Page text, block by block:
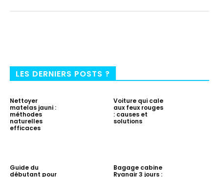
LES DERNIERS POSTS ?
Nettoyer
matelas jauni :
méthodes
naturelles
efficaces
Voiture qui cale
aux feux rouges
: causes et
solutions
Guide du
débutant pour
Bagage cabine
Ryanair 3 jours :